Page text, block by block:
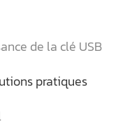
de la clé USB
pratiques